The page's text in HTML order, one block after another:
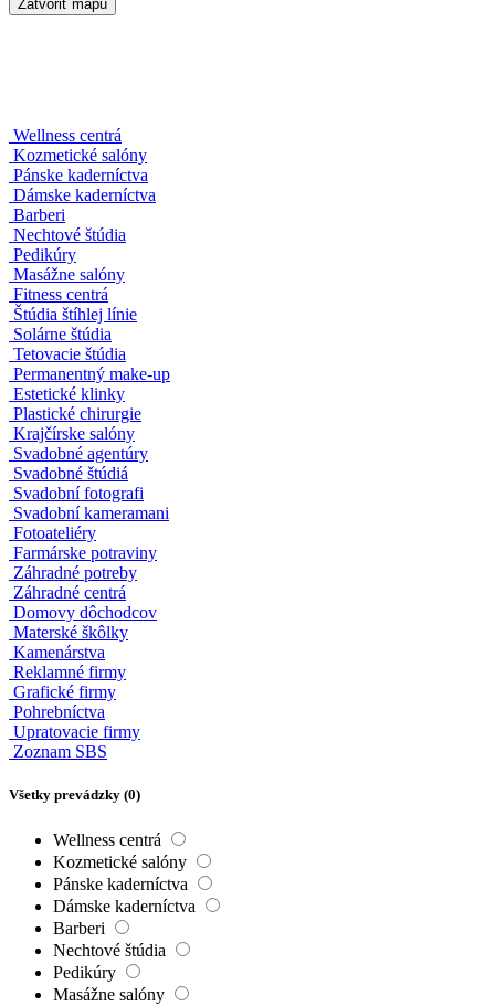
Zatvoriť mapu
Wellness centrá
Kozmetické salóny
Pánske kaderníctva
Dámske kaderníctva
Barberi
Nechtové štúdia
Pedikúry
Masážne salóny
Fitness centrá
Štúdia štíhlej línie
Solárne štúdia
Tetovacie štúdia
Permanentný make-up
Estetické klinky
Plastické chirurgie
Krajčírske salóny
Svadobné agentúry
Svadobné štúdiá
Svadobní fotografi
Svadobní kameramani
Fotoateliéry
Farmárske potraviny
Záhradné potreby
Záhradné centrá
Domovy dôchodcov
Materské škôlky
Kamenárstva
Reklamné firmy
Pohrebníctva
Zoznam SBS
Všetky prevádzky (0)
Wellness centrá
Kozmetické salóny
Pánske kaderníctva
Dámske kaderníctva